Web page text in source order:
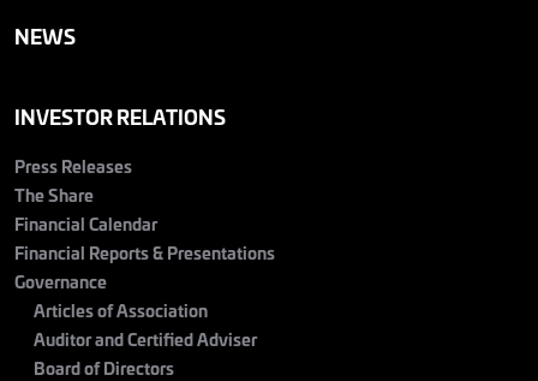
NEWS
INVESTOR RELATIONS
Press Releases
The Share
Financial Calendar
Financial Reports & Presentations
Governance
Articles of Association
Auditor and Certified Adviser
Board of Directors